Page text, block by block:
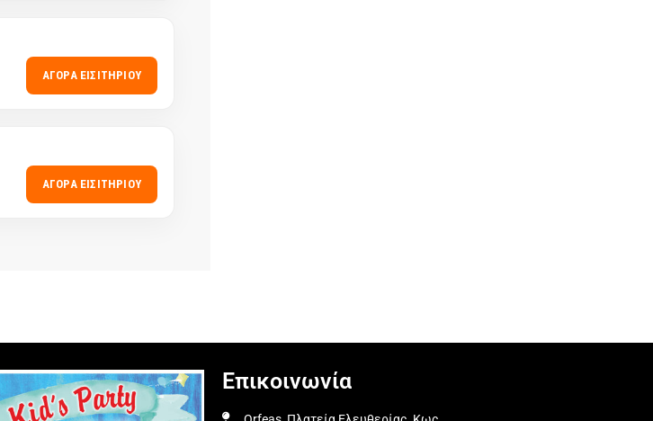
ΑΓΟΡΆ ΕΙΣΙΤΗΡΊΟΥ
ΑΓΟΡΆ ΕΙΣΙΤΗΡΊΟΥ
Επικοινωνία